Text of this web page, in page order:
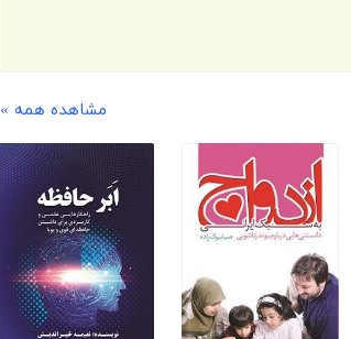
مشاهده همه »